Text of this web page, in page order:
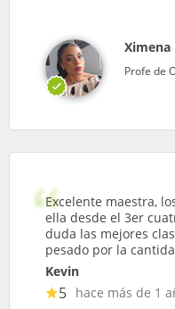
Ximena
Profe de
Excelente maestra,
ella desde el 3er
duda las mejores
pesado por la
Kevin
5 hace más de 1